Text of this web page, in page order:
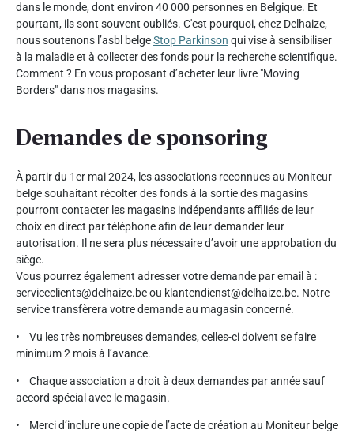
dans le monde, dont environ 40 000 personnes en Belgique. Et
pourtant, ils sont souvent oubliés. C'est pourquoi, chez Delhaize,
nous soutenons l’asbl belgeStop Parkinson qui vise à sensibiliser
à la maladie et à collecter des fonds pour la recherche scientifique.
Comment ? En vous proposant d’acheter leur livre "Moving
Borders" dans nos magasins.
Demandes de sponsoring
À partir du 1er mai 2024, les associations reconnues au Moniteur
belge souhaitant récolter des fonds à la sortie des magasins
pourront contacter les magasins indépendants affiliés de leur
choix en direct par téléphone afin de leur demander leur
autorisation. Il ne sera plus nécessaire d’avoir une approbation du
siège.
Vous pourrez également adresser votre demande par email à :
serviceclients@delhaize.be ou klantendienst@delhaize.be. Notre
service transfèrera votre demande au magasin concerné.
• Vu les très nombreuses demandes, celles-ci doivent se faire
minimum 2 mois à l’avance.
• Chaque association a droit à deux demandes par année sauf
accord spécial avec le magasin.
• Merci d’inclure une copie de l’acte de création au Moniteur belge